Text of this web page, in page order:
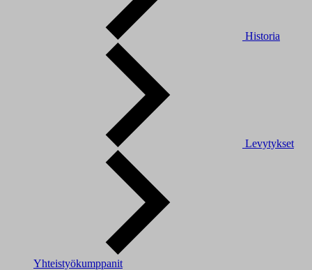
Historia
Levytykset
Yhteistyökumppanit